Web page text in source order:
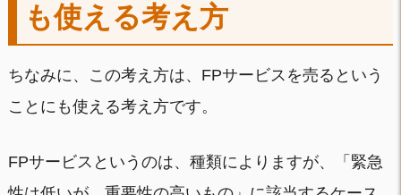
も使える考え方
ちなみに、この考え方は、FPサービスを売るという
ことにも使える考え方です。
FPサービスというのは、種類によりますが、「緊急